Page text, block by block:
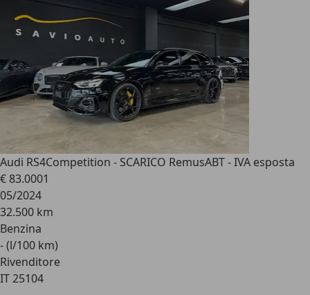
Audi RS4Competition - SCARICO RemusABT - IVA esposta
€ 83.0001
05/2024
32.500 km
Benzina
- (l/100 km)
Rivenditore
IT 25104